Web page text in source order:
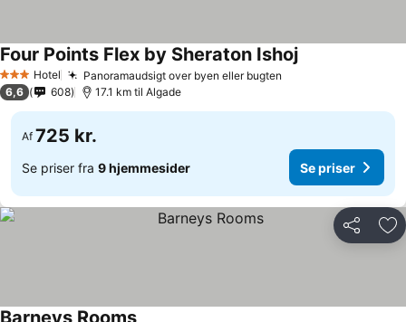
3 StjernerHotel Panoramaudsigt over byen eller bugten
Four Points Flex by Sheraton Ishoj
6,6 608 17.1 km til Algade
Af 725 kr.
Se priser fra 9 hjemmesider Se priser
Del
Barneys Rooms